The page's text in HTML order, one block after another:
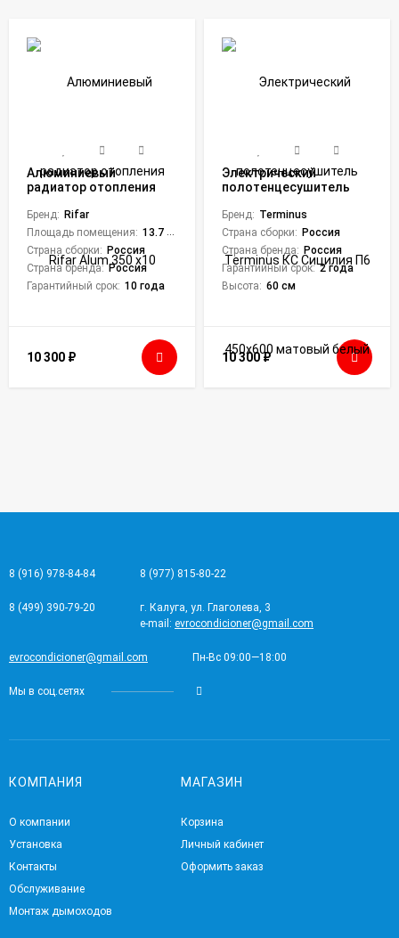
Алюминиевый
радиатор отопления
Бренд: Rifar
Площадь помещения: 13.7 кв. м.
Страна сборки: Россия
Страна бренда: Россия
Гарантийный срок: 10 года
10 300 ₽
Электрический
полотенцесушитель
450х600 матовый белый
Бренд: Terminus
Страна сборки: Россия
Страна бренда: Россия
Гарантийный срок: 2 года
Высота: 60 см
10 300₽
8 (916) 978-84-84 8 (977) 815-80-22
8 (499) 390-79-20
г. Калуга, ул. Глаголева, 3
e-mail: evrocondicioner@gmail.com
evrocondicioner@gmail.com Пн-Вс 09:00—18:00
Мы в соц.сетях
КОМПАНИЯ
О компании
Установка
Контакты
Обслуживание
Монтаж дымоходов
МАГАЗИН
Корзина
Личный кабинет
Оформить заказ